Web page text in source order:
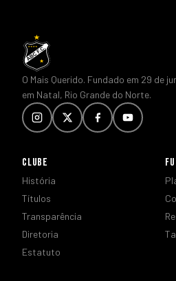
O Mais Querido. Fundado em 29 de
em Natal, Rio Grande do Norte.
CLUBE
História
Títulos
Transparência
Diretoria
Estatuto